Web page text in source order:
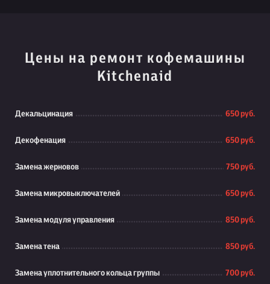
Цены на ремонт кофемашины
Kitchenaid
Декальцинация 650 руб.
Декофенация 650 руб.
Замена жерновов 750 руб.
Замена микровыключателей 650 руб.
Замена модуля управления 850 руб.
Замена тена 850 руб.
Замена уплотнительного кольца группы 700 руб.